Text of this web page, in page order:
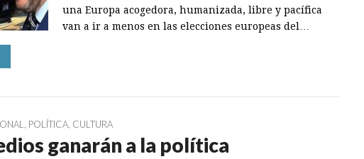
una Europa acogedora, humanizada, libre y pacífica
van a ir a menos en las elecciones europeas del…
POLÍTICA CULTURA
ganarán a la política